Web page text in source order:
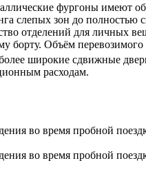
фургоны имеют
слепых зон до полностью
отделений для личных
Объём перевозимого
широкие сдвижные
расходам.
во время пробной
во время пробной